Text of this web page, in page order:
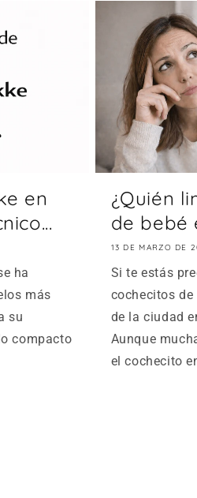
en
ha
más
su
compacto
¿Quién
de bebé
13 DE MARZO DE
Si te estás
cochecitos de
de la ciudad
Aunque
el cochecito